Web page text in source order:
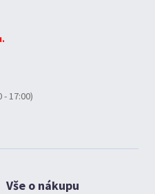
- 17:00)
Vše o nákupu